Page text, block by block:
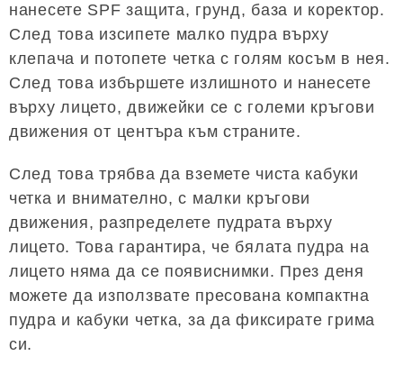
нанесете SPF защита, грунд, база и коректор.
След това изсипете малко пудра върху
клепача и потопете четка с голям косъм в нея.
След това избършете излишното и нанесете
върху лицето, движейки се с големи кръгови
движения от центъра към страните.
След това трябва да вземете чиста кабуки
четка и внимателно, с малки кръгови
движения, разпределете пудрата върху
лицето. Това гарантира, че бялата пудра на
лицето няма да се появиснимки. През деня
можете да използвате пресована компактна
пудра и кабуки четка, за да фиксирате грима
си.